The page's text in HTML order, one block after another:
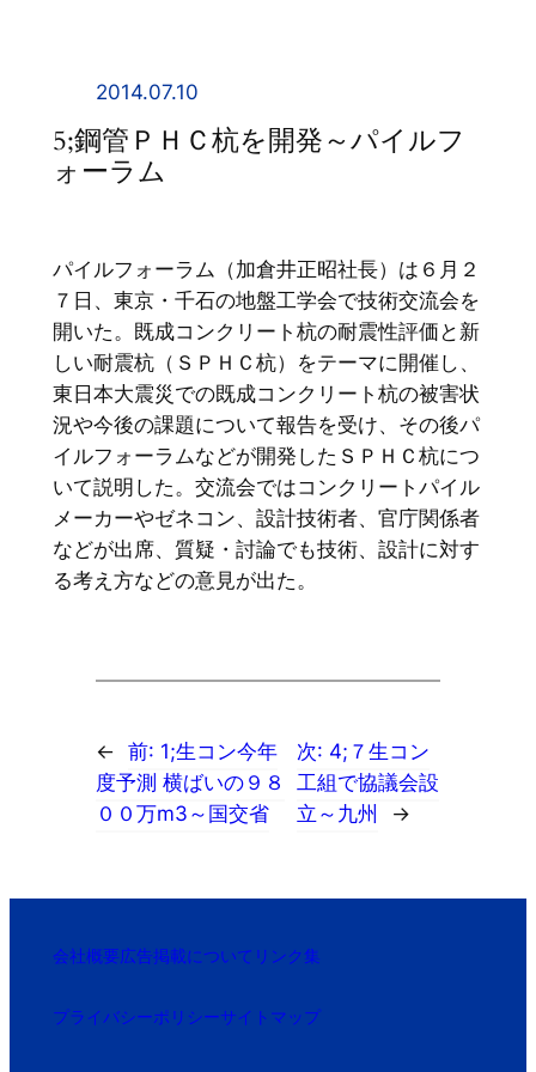
2014.07.10
5;鋼管ＰＨＣ杭を開発～パイルフ
ォーラム
パイルフォーラム（加倉井正昭社長）は６月２
７日、東京・千石の地盤工学会で技術交流会を
開いた。既成コンクリート杭の耐震性評価と新
しい耐震杭（ＳＰＨＣ杭）をテーマに開催し、
東日本大震災での既成コンクリート杭の被害状
況や今後の課題について報告を受け、その後パ
イルフォーラムなどが開発したＳＰＨＣ杭につ
いて説明した。交流会ではコンクリートパイル
メーカーやゼネコン、設計技術者、官庁関係者
などが出席、質疑・討論でも技術、設計に対す
る考え方などの意見が出た。
← 前: 1;生コン今年
度予測 横ばいの９８
００万m3～国交省
次: 4;７生コン
工組で協議会設
立～九州
→
会社概要広告掲載について リンク集
プライバシーポリシーサイトマップ